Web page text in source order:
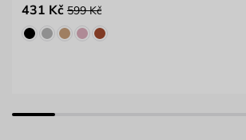
431 Kč 599 Kč